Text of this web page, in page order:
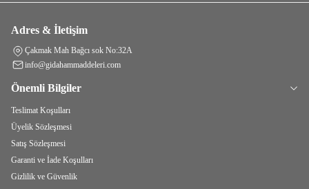
Adres & İletişim
Çakmak Mah Bağcı sok No:32A
info@gidahammaddeleri.com
Önemli Bilgiler
Teslimat Koşulları
Üyelik Sözleşmesi
Satış Sözleşmesi
Garanti ve İade Koşulları
Gizlilik ve Güvenlik